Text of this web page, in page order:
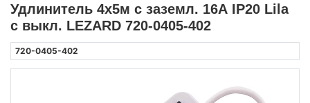
Удлинитель 4х5м с заземл. 16А IP20 Lila
с выкл. LEZARD 720-0405-402
720-0405-402